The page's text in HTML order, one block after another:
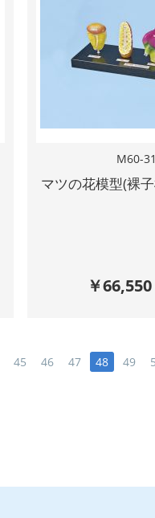
M60-
マツの花模型(裸
￥66,550
45 46 47 48 49